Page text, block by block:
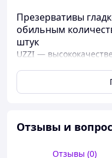
Презервативы
обильным
штук
UZZI —
от нежелательной
передающихся
Отзывы и
Отзывы (0)